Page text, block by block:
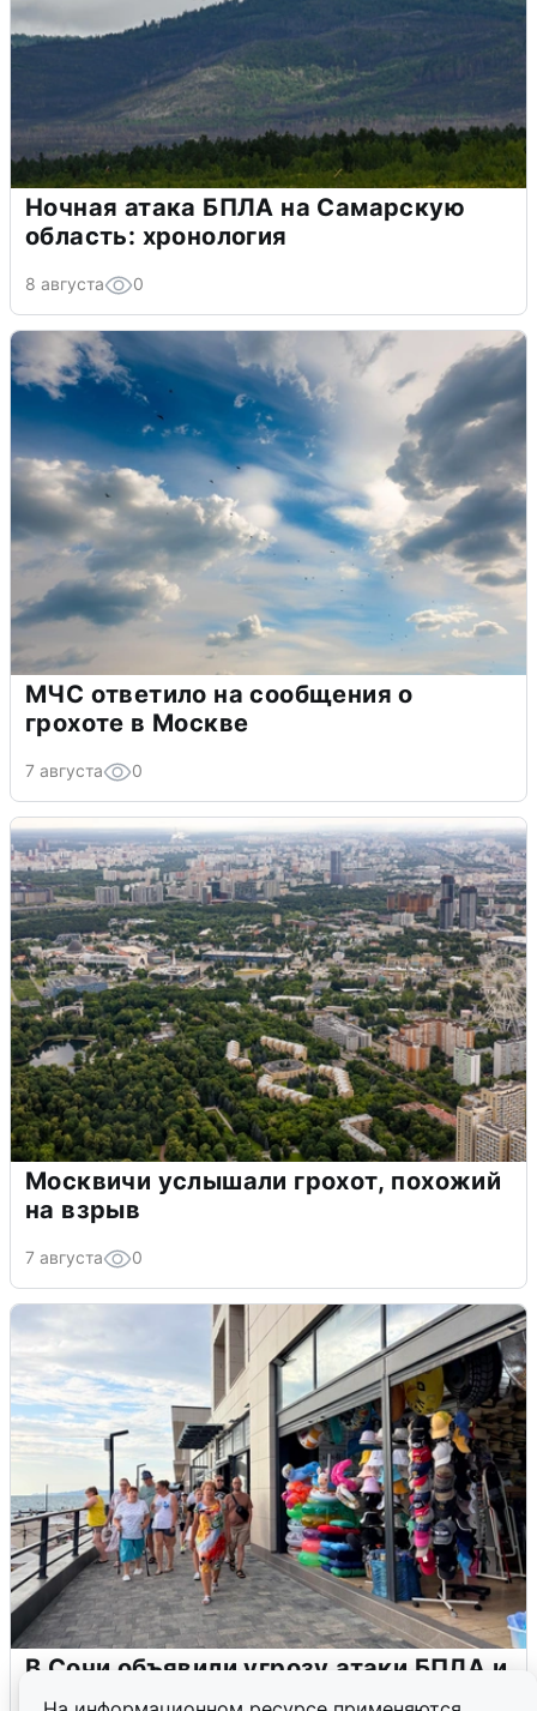
Ночная атака БПЛА на Самарскую
область: хронология
8 августа 0
МЧС ответило на сообщения о
грохоте в Москве
7 августа 0
Москвичи услышали грохот, похожий
на взрыв
7 августа 0
В Сочи объявили угрозу атаки БПЛА и
закрыли пляжи